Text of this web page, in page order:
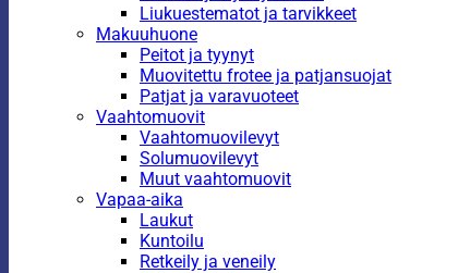
Liukuestematot ja tarvikkeet
Makuuhuone
Peitot ja tyynyt
Muovitettu frotee ja patjansuojat
Patjat ja varavuoteet
Vaahtomuovit
Vaahtomuovilevyt
Solumuovilevyt
Muut vaahtomuovit
Vapaa-aika
Laukut
Kuntoilu
Retkeily ja veneily